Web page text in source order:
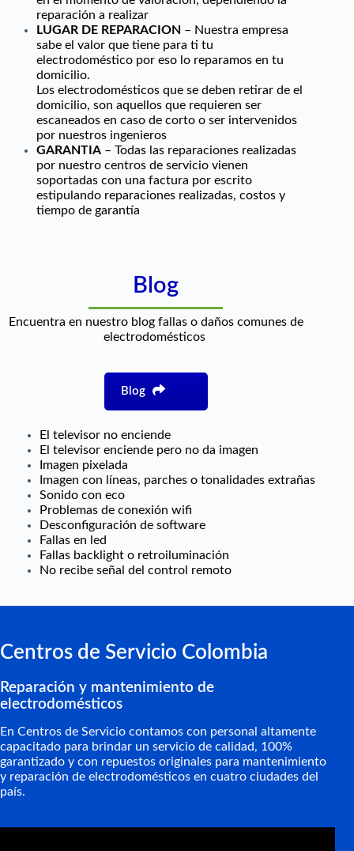
reparación a realizar
LUGAR DE REPARACION – Nuestra empresa
sabe el valor que tiene para ti tu
electrodoméstico por eso lo reparamos en tu
domicilio.
Los electrodomésticos que se deben retirar de el
domicilio, son aquellos que requieren ser
escaneados en caso de corto o ser intervenidos
por nuestros ingenieros
GARANTIA – Todas las reparaciones realizadas
por nuestro centros de servicio vienen
soportadas con una factura por escrito
estipulando reparaciones realizadas, costos y
tiempo de garantía
Blog
Encuentra en nuestro blog fallas o daños comunes de
electrodomésticos
Blog
El televisor no enciende
El televisor enciende pero no da imagen
Imagen pixelada
Imagen con líneas, parches o tonalidades extrañas
Sonido con eco
Problemas de conexión wifi
Desconfiguración de software
Fallas en led
Fallas backlight o retroiluminación
No recibe señal del control remoto
Centros de Servicio Colombia
Reparación y mantenimiento de
electrodomésticos
En Centros de Servicio contamos con personal altamente
capacitado para brindar un servicio de calidad, 100%
garantizado y con repuestos originales para mantenimiento
y reparación de electrodomésticos en cuatro ciudades del
país.